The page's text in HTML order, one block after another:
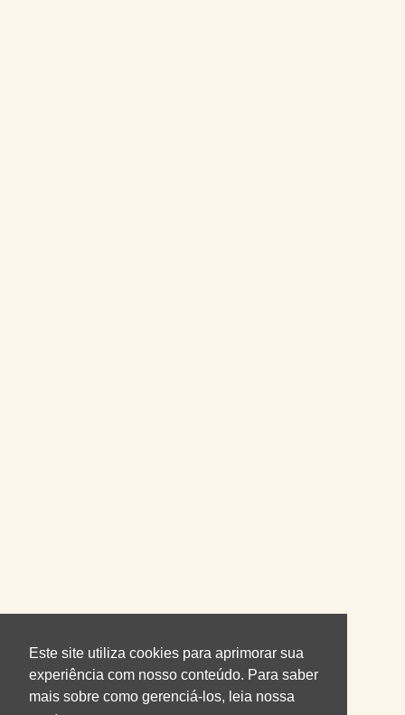
Este site utiliza cookies para aprimorar sua
experiência com nosso conteúdo. Para saber
mais sobre como gerenciá-los, leia nossa